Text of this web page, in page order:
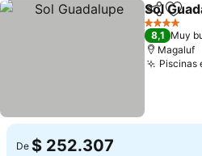
Compartir
Sol
4 Estrellas
8,1 Muy
Magaluf
Piscinas
De $ 252.307